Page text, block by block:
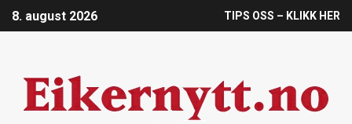
8. august 2026 TIPS OSS – KLIKK HER